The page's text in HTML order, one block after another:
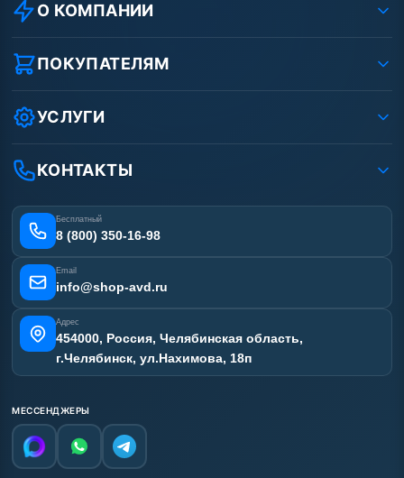
О КОМПАНИИ
О компании
Реквизиты ООО «Шоп АВД»
Защита данных клиента
Условия соглашения
Вакансии
Статьи
ПОКУПАТЕЛЯМ
Как заказать?
Оплата
Доставка
Лизинг
Получить скидку
УСЛУГИ
Ремонт АВД
Сертификаты
Наши работы
Отзывы наших клиентов
Карта сайта
КОНТАКТЫ
Бесплатный
8 (800) 350-16-98
Email
info@shop-avd.ru
Адрес
454000, Россия, Челябинская область,
г.Челябинск, ул.Нахимова, 18п
МЕССЕНДЖЕРЫ